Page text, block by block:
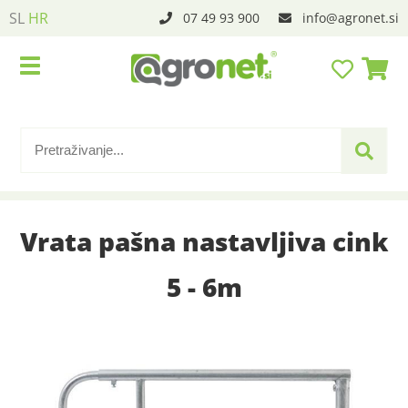
SL HR 07 49 93 900 info agronet.si
Vrata pašna nastavljiva cink
5 - 6m